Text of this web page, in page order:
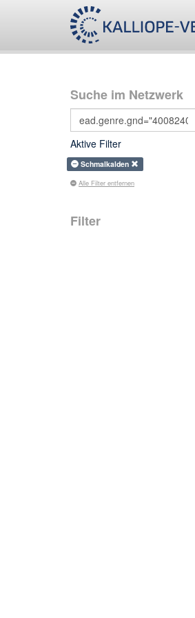
Suche im Netzwerk
Aktive Filter
Schmalkalden
Alle Filter entfernen
Filter